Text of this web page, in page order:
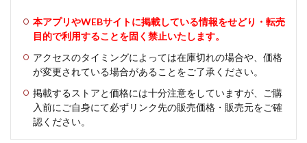
本アプリやWEBサイトに掲載している情報をせどり・転売
目的で利用することを固く禁止いたします。
アクセスのタイミングによっては在庫切れの場合や、価格
が変更されている場合があることをご了承ください。
掲載するストアと価格には十分注意をしていますが、ご購
入前にご自身にて必ずリンク先の販売価格・販売元をご確
認ください。